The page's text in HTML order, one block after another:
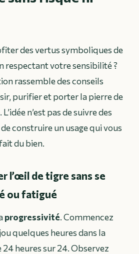
des vertus symboliques de
respectant votre sensibilité ?
rassemble des conseils
purifier et porter la pierre de
n’est pas de suivre des
construire un usage qui vous
du bien.
l’œil de tigre sans se
ou fatigué
progressivité. Commencez
quelques heures dans la
heures sur 24. Observez